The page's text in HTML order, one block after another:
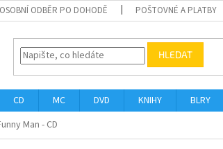
OSOBNÍ ODBĚR PO DOHODĚ POŠTOVNÉ A PLATBY
HLEDAT
CD MC DVD KNIHY BLRY
Man - CD